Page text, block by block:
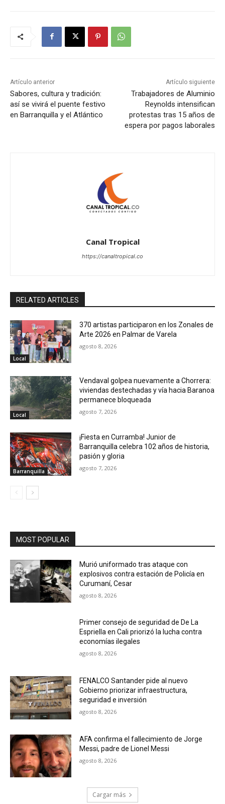
Artículo anterior
Sabores, cultura y tradición:
así se vivirá el puente festivo
en Barranquilla y el Atlántico
Artículo siguiente
Trabajadores de Aluminio
Reynolds intensifican
protestas tras 15 años de
espera por pagos laborales
Canal Tropical
https://canaltropical.co
RELATED ARTICLES
Local
370 artistas participaron en los Zonales de
Arte 2026 en Palmar de Varela
agosto 8, 2026
Local
Vendaval golpea nuevamente a Chorrera:
viviendas destechadas y vía hacia Baranoa
permanece bloqueada
agosto 7, 2026
Barranquilla
¡Fiesta en Curramba! Junior de
Barranquilla celebra 102 años de historia,
pasión y gloria
agosto 7, 2026
MOST POPULAR
Murió uniformado tras ataque con
explosivos contra estación de Policía en
Curumaní, Cesar
agosto 8, 2026
Primer consejo de seguridad de De La
Espriella en Cali priorizó la lucha contra
economías ilegales
agosto 8, 2026
FENALCO Santander pide al nuevo
Gobierno priorizar infraestructura,
seguridad e inversión
agosto 8, 2026
AFA confirma el fallecimiento de Jorge
Messi, padre de Lionel Messi
agosto 8, 2026
Cargar más